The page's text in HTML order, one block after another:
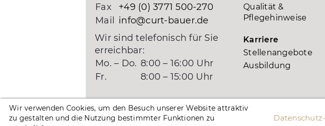
Fax
+49 (0) 3771 500-270
Mail
info@curt-bauer.de
Wir sind telefonisch für Sie
erreichbar:
Mo. – Do. 8:00 – 16:00 Uhr
Fr.
8:00 – 15:00 Uhr
Qualität &
Pflegehinweise
Karriere
Stellenangebote
Ausbildung
Wir verwenden Cookies, um den Besuch unserer Website attraktiv
zu gestalten und die Nutzung bestimmter Funktionen zu